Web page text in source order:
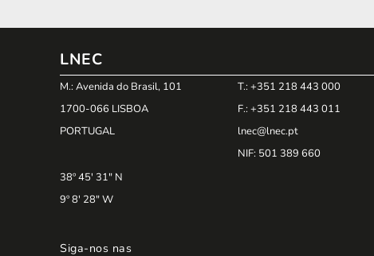
LNEC
M.: Avenida do Brasil, 101
1700-066 LISBOA
PORTUGAL
38º 45' 31" N
9º 8' 28" W
T.: +351 218 443 000
F.: +351 218 443 011
lnec@lnec.pt
NIF: 501 389 660
Siga-nos nas